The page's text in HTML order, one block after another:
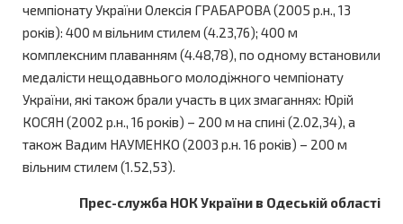
чемпіонату України Олексія ГРАБАРОВА (2005 р.н., 13
років): 400 м вільним стилем (4.23,76); 400 м
комплексним плаванням (4.48,78), по одному встановили
медалісти нещодавнього молодіжного чемпіонату
України, які також брали участь в цих змаганнях: Юрій
КОСЯН (2002 р.н., 16 років) – 200 м на спині (2.02,34), а
також Вадим НАУМЕНКО (2003 р.н. 16 років) – 200 м
вільним стилем (1.52,53).
Прес-служба НОК України в Одеській області